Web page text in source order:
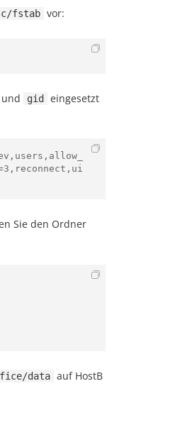
fstab vor:
und gid
eingesetzt
Sie den Ordner
data auf HostB